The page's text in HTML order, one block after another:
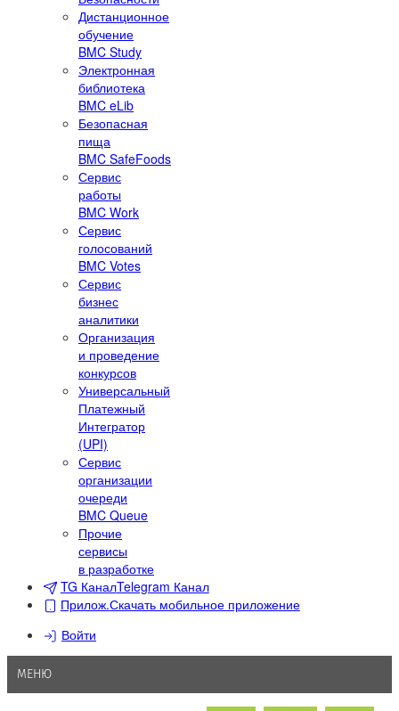
Дистанционное
обучение
BMC Study
Электронная
библиотека
BMC eLib
Безопасная
пища
BMC SafeFoods
Сервис
работы
BMC Work
Сервис
голосований
BMC Votes
Сервис
бизнес
аналитики
Организация
и проведение
конкурсов
Универсальный
Платежный
Интегратор
(UPI)
Сервис
организации
очереди
BMC Queue
Прочие
сервисы
в разработке
TG КаналTelegram Канал
Прилож.Скачать мобильное приложение
Войти
МЕНЮ